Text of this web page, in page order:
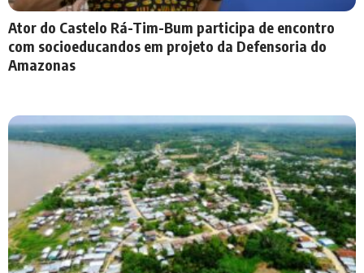
Ator do Castelo Rá-Tim-Bum participa de encontro
com socioeducandos em projeto da Defensoria do
Amazonas